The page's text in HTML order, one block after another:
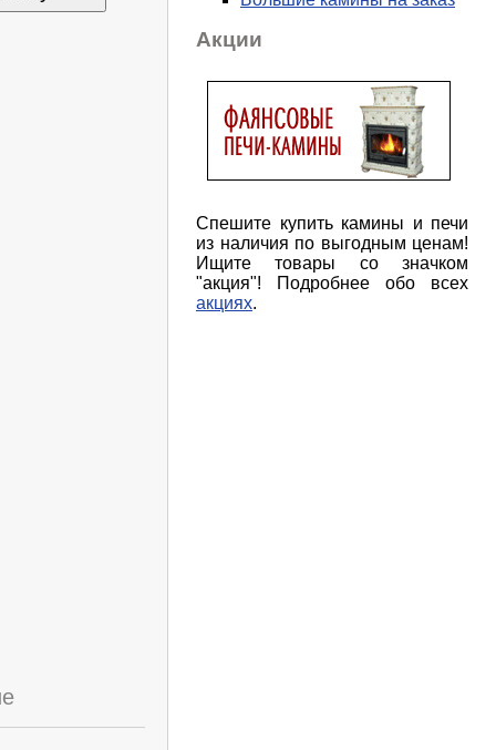
Акции
Спешите купить камины и печи
из наличия по выгодным ценам!
Ищите товары со значком
"акция"! Подробнее обо всех
акциях.